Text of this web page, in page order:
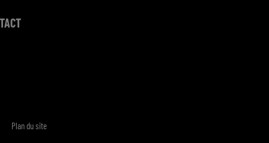
Plan du site